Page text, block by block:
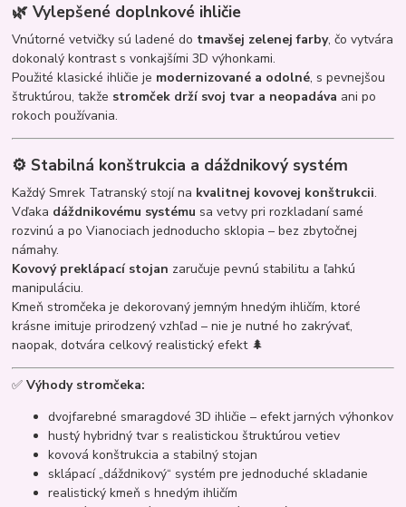
🌿Vylepšené doplnkové ihličie
Vnútorné vetvičky sú ladené do tmavšej zelenej farby, čo vytvára
dokonalý kontrast s vonkajšími 3D výhonkami.
Použité klasické ihličie je modernizované a odolné, s pevnejšou
štruktúrou, takže stromček drží svoj tvar a neopadáva ani po
rokoch používania.
⚙️ Stabilná konštrukcia a dáždnikový systém
Každý Smrek Tatranský stojí na kvalitnej kovovej konštrukcii.
Vďaka dáždnikovému systému sa vetvy pri rozkladaní samé
rozvinú a po Vianociach jednoducho sklopia – bez zbytočnej
námahy.
Kovový preklápací stojan zaručuje pevnú stabilitu a ľahkú
manipuláciu.
Kmeň stromčeka je dekorovaný jemným hnedým ihličím, ktoré
krásne imituje prirodzený vzhľad – nie je nutné ho zakrývať,
naopak, dotvára celkový realistický efekt 🌲
✅Výhody stromčeka:
dvojfarebné smaragdové 3D ihličie – efekt jarných výhonkov
hustý hybridný tvar s realistickou štruktúrou vetiev
kovová konštrukcia a stabilný stojan
sklápací „dáždnikový“ systém pre jednoduché skladanie
realistický kmeň s hnedým ihličím